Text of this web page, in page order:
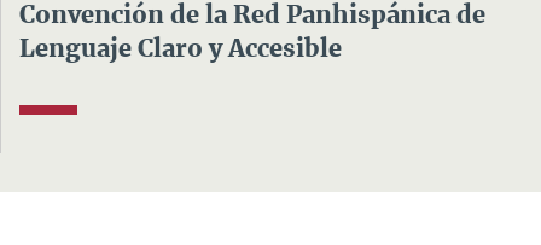
Convención de la Red Panhispánica de
Lenguaje Claro y Accesible